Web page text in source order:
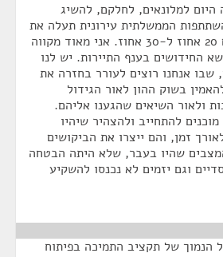
למלונאים, לחלקם, להשיג
הממשלתית עירונית תעלה את
מענקי ההשקעה במקום 20 אחוז ל-30 אחוז. אני מאוד מקווה
החידושים בענף התיירות. יש לנו
שבו אנחנו רוצים לעורר בחזרה את
בשוק ההון לאור הגידול
ולאור השיאים שהגענו אליהם.
להתחייב ולהצהיר שיהיו
זמן, והם ייצרו את הביקושים
שהיו בעבר, שלא היתה הבטחה
וגם יזמים לא נכנסו להשקיע
הנמוך של תקציב התמיכה בפיתוח